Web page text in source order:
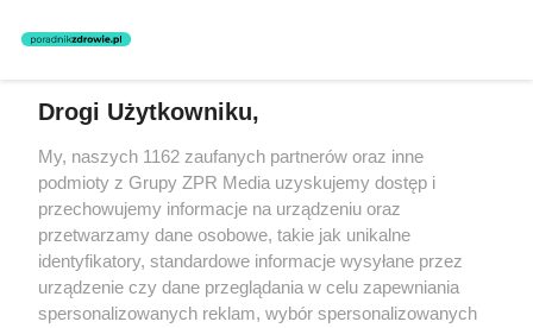
świadczeń zdrowotnych w rozumieniu art. 3 ust 1 ustawy o
rozpowszechniany lub dalej rozpowszechniany w jakikolwiek sposób
(w tym także elektroniczny lub mechaniczny) na jakimkolwiek polu
eksploatacji w jakiejkolwiek formie, włącznie z umieszczaniem w
Internecie bez pisemnej zgody właściciela praw. Jakiekolwiek użycie
lub wykorzystanie utworów w całości lub w części z naruszeniem
prawa, tzn. bez właściwej zgody, jest zabronione pod groźbą kary i
może być ścigane prawnie.
Drogi Użytkowniku,
My, naszych 1162 zaufanych partnerów oraz inne
podmioty z Grupy ZPR Media uzyskujemy dostęp i
przechowujemy informacje na urządzeniu oraz
przetwarzamy dane osobowe, takie jak unikalne
identyfikatory, standardowe informacje wysyłane przez
urządzenie czy dane przeglądania w celu zapewniania
spersonalizowanych reklam, wybór spersonalizowanych